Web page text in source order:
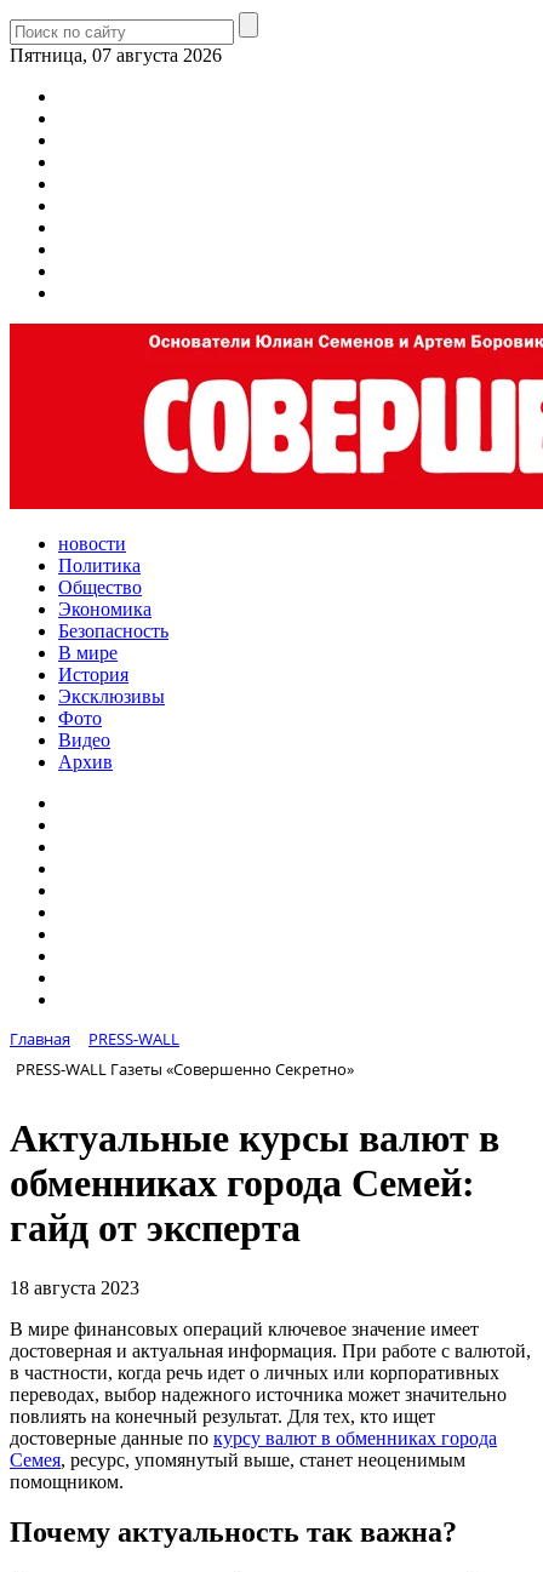
Пятница, 07 августа 2026
новости
Политика
Общество
Экономика
Безопасность
В мире
История
Эксклюзивы
Фото
Видео
Архив
Главная
PRESS-WALL
PRESS-WALL Газеты «Совершенно Секретно»
Актуальные курсы валют в
обменниках города Семей:
гайд от эксперта
18 августа 2023
В мире финансовых операций ключевое значение имеет
достоверная и актуальная информация. При работе с валютой,
в частности, когда речь идет о личных или корпоративных
переводах, выбор надежного источника может значительно
повлиять на конечный результат. Для тех, кто ищет
достоверные данные по курсу валют в обменниках города
Семея, ресурс, упомянутый выше, станет неоценимым
помощником.
Почему актуальность так важна?